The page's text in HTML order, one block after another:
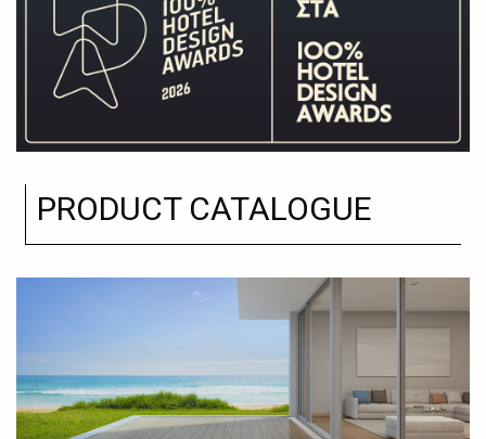
PRODUCT CATALOGUE